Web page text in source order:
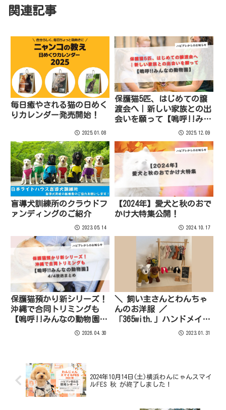
関連記事
毎日癒やされる猫の日めく
りカレンダー発売開始！
2025.01.08
保護猫5匹、はじめての譲
渡会へ｜新しい家族との出
会いを願って【嗚呼!!みん
2025.12.09
盲導犬訓練所のクラウドフ
ァンディングのご紹介
2023.05.14
【2024年】愛犬と秋のおで
かけ大特集公開！
2024.10.17
保護猫預かり新シリーズ！
沖縄で合同トリミングも
【嗚呼!!みんなの動物園
2026.04.30
＼ 飼い主さんとわんちゃ
んのお洋服 ／
「365with.」ハンドメイド
犬服shopのご紹介！2023.01.31
2024年10月14日(土)横浜わんにゃんスマイ
ルFES 秋 が終了しました！